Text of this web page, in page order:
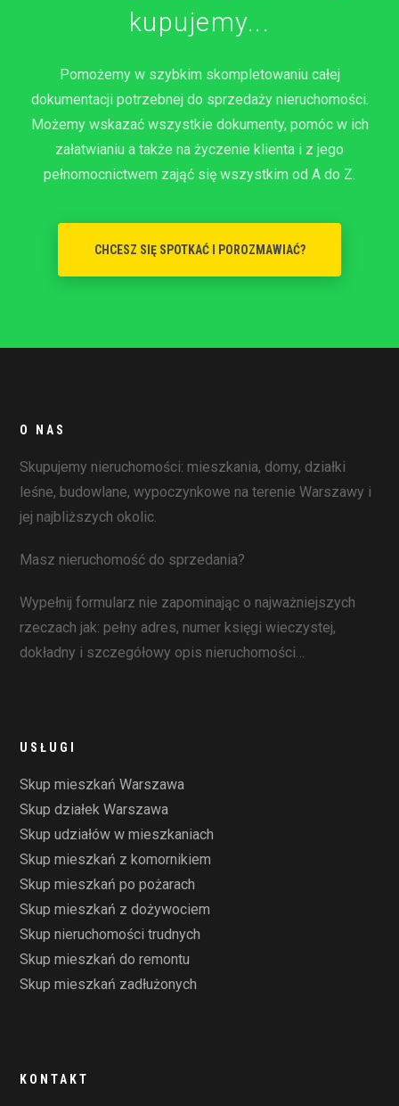
kupujemy...
Pomożemy w szybkim skompletowaniu całej
dokumentacji potrzebnej do sprzedaży nieruchomości.
Możemy wskazać wszystkie dokumenty, pomóc w ich
załatwianiu a także na życzenie klienta i z jego
pełnomocnictwem zająć się wszystkim od A do Z.
CHCESZ SIĘ SPOTKAĆ I POROZMAWIAĆ?
O NAS
Skupujemy nieruchomości: mieszkania, domy, działki
leśne, budowlane, wypoczynkowe na terenie Warszawy i
jej najbliższych okolic.
Masz nieruchomość do sprzedania?
Wypełnij formularz nie zapominając o najważniejszych
rzeczach jak: pełny adres, numer księgi wieczystej,
dokładny i szczegółowy opis nieruchomości…
USŁUGI
Skup mieszkań Warszawa
Skup działek Warszawa
Skup udziałów w mieszkaniach
Skup mieszkań z komornikiem
Skup mieszkań po pożarach
Skup mieszkań z dożywociem
Skup nieruchomości trudnych
Skup mieszkań do remontu
Skup mieszkań zadłużonych
KONTAKT